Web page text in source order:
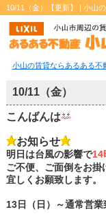
10/11（金）【更新】 | 小山
小山の賃貸ならあるある不
10/11（金）
こんばんは
お知らせ
明日は台風の影響で14
ご不便、ご面倒をお掛
宜しくお願致します。
13日（日）～通常営業